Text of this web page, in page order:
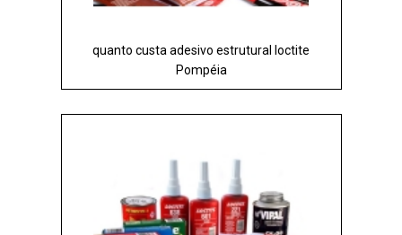
quanto custa adesivo estrutural loctite
Pompéia